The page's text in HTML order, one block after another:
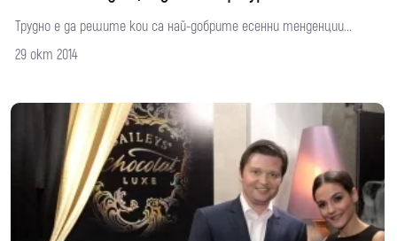
Трудно е да решите кои са най-добрите есенни тенденции...
29 окт 2014